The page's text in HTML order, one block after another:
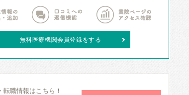
無料医療機関会員登録をする
転職情報はこちら！